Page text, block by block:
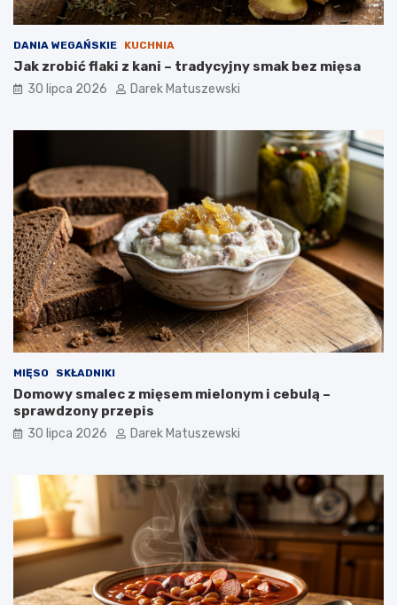
DANIA WEGAŃSKIE KUCHNIA
Jak zrobić flaki z kani – tradycyjny smak bez mięsa
30 lipca 2026 Darek Matuszewski
MIĘSO SKŁADNIKI
Domowy smalec z mięsem mielonym i cebulą –
sprawdzony przepis
30 lipca 2026 Darek Matuszewski